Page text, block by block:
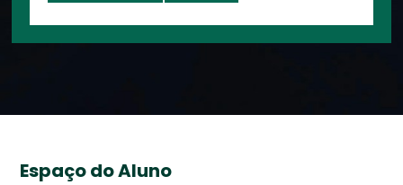
Espaço do Aluno